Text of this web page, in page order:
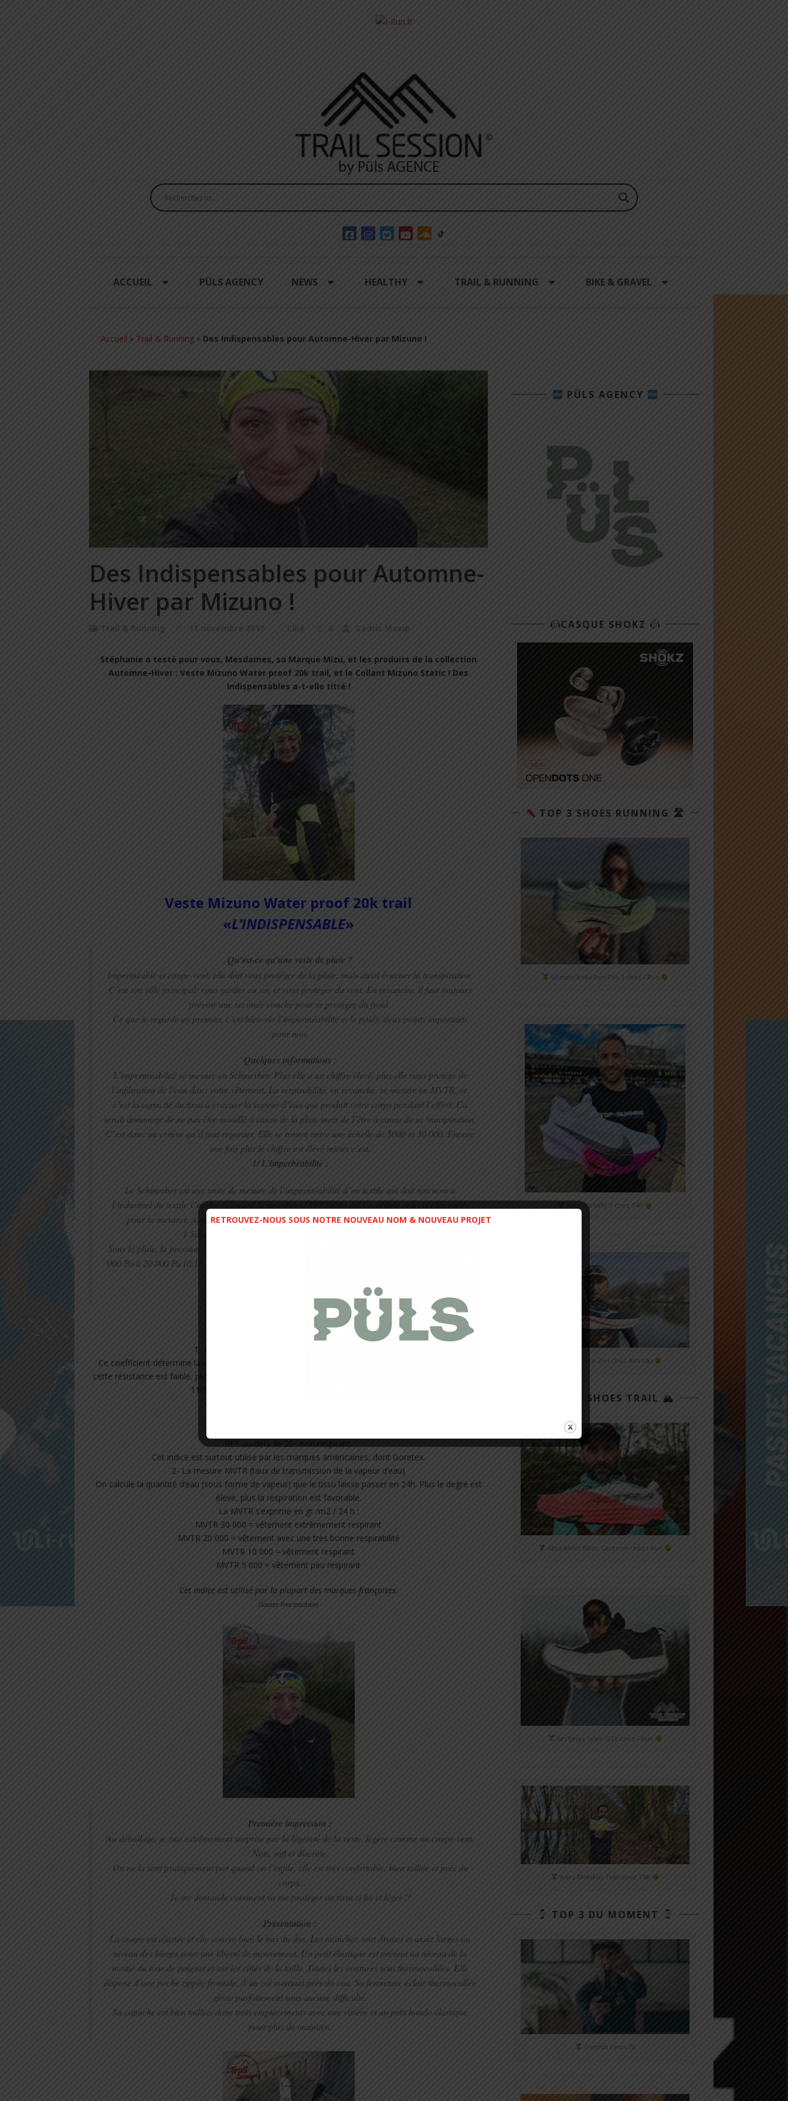
ACCUEIL PÜLS AGENCY NEWS HEALTHY TRAIL & RUNNING BIKE & GRAVEL
Accueil » Trail & Running » Des Indispensables pour Automne-Hiver par Mizuno !
Des Indispensables pour Automne-
Hiver par Mizuno !
Trail & Running 11 novembre 2017 Like 0 Cédric Masip
Stéphanie a testé pour vous, Mesdames, sa Marque Mizu, et les produits de la collection
Automne-Hiver : Veste Mizuno Water proof 20k trail, et le Collant Mizuno Static ! Des
Indispensables a-t-elle titré !
Veste Mizuno Water proof 20k trail
«L’INDISPENSABLE»
Qu’est-ce qu’une veste de pluie ?
Imperméable et coupe-vent, elle doit vous protéger de la pluie, mais aussi évacuer la transpiration.
C’est son rôle principal: vous garder au sec et vous protéger du vent. En revanche, il faut toujours
prévoir une seconde couche pour se protéger du froid.
Ce que je regarde en premier, c’est bien-sûr l’imperméabilité et le poids, deux points importants
pour moi.
Quelques informations :
L’imperméabilité se mesure en Schmerber. Plus elle a un chiffre élevé, plus elle vous protège de
l’infiltration de l’eau dans votre vêtement. La respirabilité, en revanche, se mesure en MVTR, et
c’est la capacité du tissu à évacuer la vapeur d’eau que produit votre corps pendant l’effort. Ca
serait dommage de ne pas être mouillé à cause de la pluie mais de l’être à cause de sa transpiration.
C’est donc un critère qu’il faut regarder. Elle se trouve entre une échelle de 5000 et 30 000. Encore
une fois plus le chiffre est élevé mieux c’est.
1/ L’imperbéabilité :
Le Schmerber est une unité de mesure de l’imperméabilité d’un textile qui doit son nom à
l’industriel du textile Charles-Édouard Schmerber (1894-1958) qui l’a définie et a créé les outils
pour la mesurer. Aujourd’hui, elle est définie dans la norme EN 20811 (ISO 811:1981).
1 Schmerber = 1 mm colonne d’eau = 10 Pa = 0,1 mbar.
Sous la pluie, la pression exercée par l’eau sur un vêtement peut atteindre des valeurs allant de 13
000 Pa à 20 000 Pa (0,13 à 0,20 bar). Pour rester dans le domaine textile, cela correspond donc à
2/ La respirabilité
1- RET (Résistance – Evaporation – Transmission)
Ce coefficient détermine la résistance qu’oppose un textile à l’évacuation de l’humidité du corps. Plus
cette résistance est faible, plus l’évacuation de l’humidité est optimale (selon le « modèle de peau » ISO
11092). Le coefficient RET s’exprime en Pa x m²/W :
Cet indice est surtout utilisé par les marques américaines, dont Goretex.
2- La mesure MVTR (taux de transmission de la vapeur d’eau)
On calcule la quantité d’eau (sous forme de vapeur) que le tissu laisse passer en 24h. Plus le degré est
élevé, plus la respiration est favorable.
La MVTR s’exprime en gr /m2 / 24 h :
MVTR 30 000 = vêtement extrêmement respirant
MVTR 20 000 = vêtement avec une très bonne respirabilité
MVTR 10 000 = vêtement respirant
MVTR 5 000 = vêtement peu respirant
Cet indice est utilisé par la plupart des marques françaises.
(Source Free moutain)
Première impression :
Au déballage, je suis extrêmement surprise par la légèreté de la veste, légère comme un coupe-vent.
Noir, soft et discrète.
On ne la sent pratiquement pas quand on l’enfile, elle est très confortable, bien taillée et près du
corps.
Je me demande comment va me protéger un tissu si fin et léger !!
Présentation :
La coupe est ajustée et elle couvre bien le bas du dos. Les manches sont droites et assez larges au
niveau des biceps pour une liberté de mouvement. Un petit élastique est présent au niveau de la
moitié du tour de poignet et sur les côtés de la taille. Toutes les coutures sont thermocollées. Elle
dispose d’une poche zippée frontale, d’un col montant près du cou. Sa fermeture éclair thermocollée
glisse parfaitement sans aucune difficulté.
Sa capuche est bien taillée, dans trois empiècements avec une visière et un petit bando élastique
pour plus de maintien.
PÜLS AGENCY
CASQUE SHOKZ
TOP 3 SHOES RUNNING 🛣
Mizuno Rebellion Pro 3 chez i-Run
Nike Alphafly 3 chez T4R
Mizuno Neo Zen chez Alltricks
TOP 3 SHOES TRAIL 🏔
Altra Mont Blanc Carbone chez i-Run
Arc'teryx Sylan GTX chez i-Run
Asics MetaFuji Trail chez T4R
TOP 3 DU MOMENT
Garmin Fénix 7X
RETROUVEZ-NOUS SOUS NOTRE NOUVEAU NOM & NOUVEAU PROJET